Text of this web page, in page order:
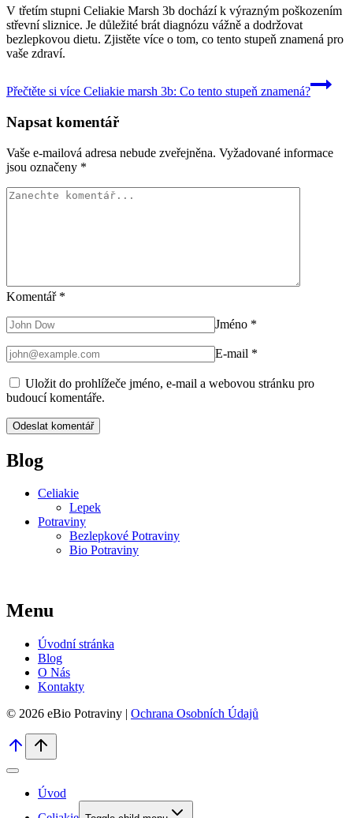
V třetím stupni Celiakie Marsh 3b dochází k výrazným poškozením
střevní sliznice. Je důležité brát diagnózu vážně a dodržovat
bezlepkovou dietu. Zjistěte více o tom, co tento stupeň znamená pro
vaše zdraví.
Přečtěte si více Celiakie marsh 3b: Co tento stupeň znamená?
Napsat komentář
Vaše e-mailová adresa nebude zveřejněna. Vyžadované informace
jsou označeny *
Komentář *
Jméno *
E-mail *
Uložit do prohlížeče jméno, e-mail a webovou stránku pro
budoucí komentáře.
Blog
Celiakie
Lepek
Potraviny
Bezlepkové Potraviny
Bio Potraviny
Menu
Úvodní stránka
Blog
O Nás
Kontakty
© 2026 eBio Potraviny | Ochrana Osobních Údajů
Úvod